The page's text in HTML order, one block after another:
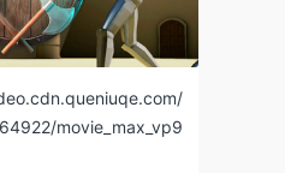
movie_max_vp9